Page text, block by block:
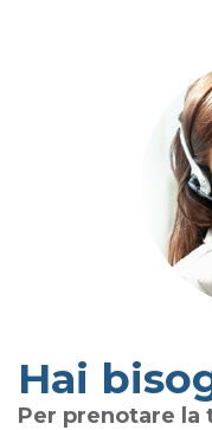
Hai
Per prenotare la